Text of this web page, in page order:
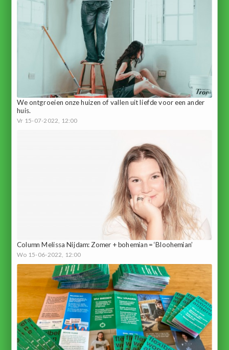
We ontgroeien onze huizen of vallen uit liefde voor een ander
huis.
Vr 15-07-2022, 12:00
Column Melissa Nijdam: Zomer + bohemian = ‘Bloohemian’
Wo 15-06-2022, 12:00